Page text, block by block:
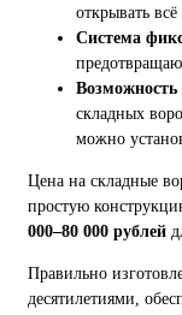
открывать
Система
Возможность
складных
можно
Цена на складные
простую
000–80 000 рублей
Правильно
десятилетиями,